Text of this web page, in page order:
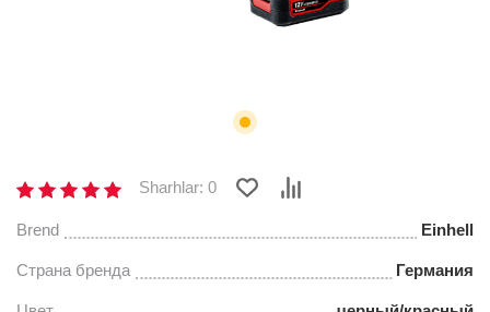
Sharhlar: 0
Brend Einhell
Страна бренда Германия